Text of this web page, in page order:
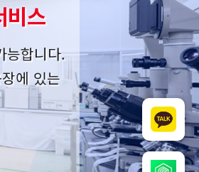
비스
능합니다.
에 있는